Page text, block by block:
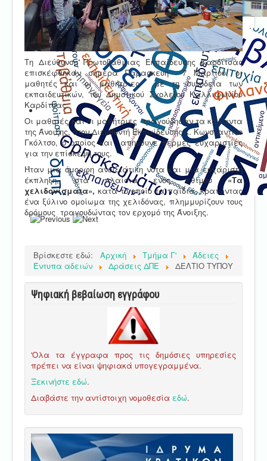
Τη Διεύθυνση Πρωτοβάθμιας Εκπαίδευσης Καρδίτσας
επισκέφθηκαν σήμερα Παρασκευή 7 Μαρτίου, οι
μαθητές και οι μαθήτριες με τη συνοδεία των
εκπαιδευτικών, του Δημοτικού Σχολείου Καλλιφωνίου
Καρδίτσας.
Οι μαθητές και οι μαθήτριες τραγούδησαν τα κάλαντα
της Άνοιξης, στον Διευθυντή Εκπαίδευσης κ. Κωνσταντίνο
Γκόλτσο, ο οποίος και απηύθυνε θερμές ευχαριστίες
για την επίσκεψή τους.
Ήταν μια όμορφη ανοιξιάτικη νότα και μια ευχάριστη
έκπληξη, στα πλαίσια ενός εθίμου«Τα
χελιδονίσματα», κατά το οποίο τα παιδιά, κρατώντας
ένα ξύλινο ομοίωμα της χελιδόνας, πλημμυρίζουν τους
δρόμους τραγουδώντας τον ερχομό της Άνοιξης.
Βρίσκεστε εδώ: Αρχική Τμήμα Γ'
Άδειες
Έντυπα αδειών
Δράσεις ΔΠΕ ΔΕΛΤΙΟ ΤΥΠΟΥ
Ψηφιακή βεβαίωση εγγράφου
'Ολα τα έγγραφα προς τις δημόσιες υπηρεσίες
πρέπει να είναι ψηφιακά υπογεγραμμένα.
Ξεκινήστε εδώ.
Διαβάστε την αντίστοιχη νομοθεσία εδώ.